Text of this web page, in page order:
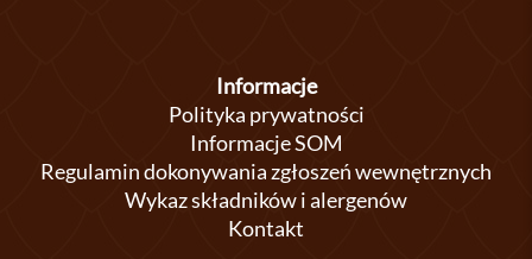
Informacje
Polityka prywatności
Informacje SOM
Regulamin dokonywania zgłoszeń wewnętrznych
Wykaz składników i alergenów
Kontakt